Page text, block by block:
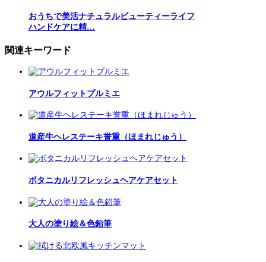
おうちで美活ナチュラルビューティーライフ
ハンドケアに精…
関連キーワード
アウルフィットプルミエ
道産牛ヘレステーキ誉重（ほまれじゅう）
ボタニカルリフレッシュヘアケアセット
大人の塗り絵＆色鉛筆